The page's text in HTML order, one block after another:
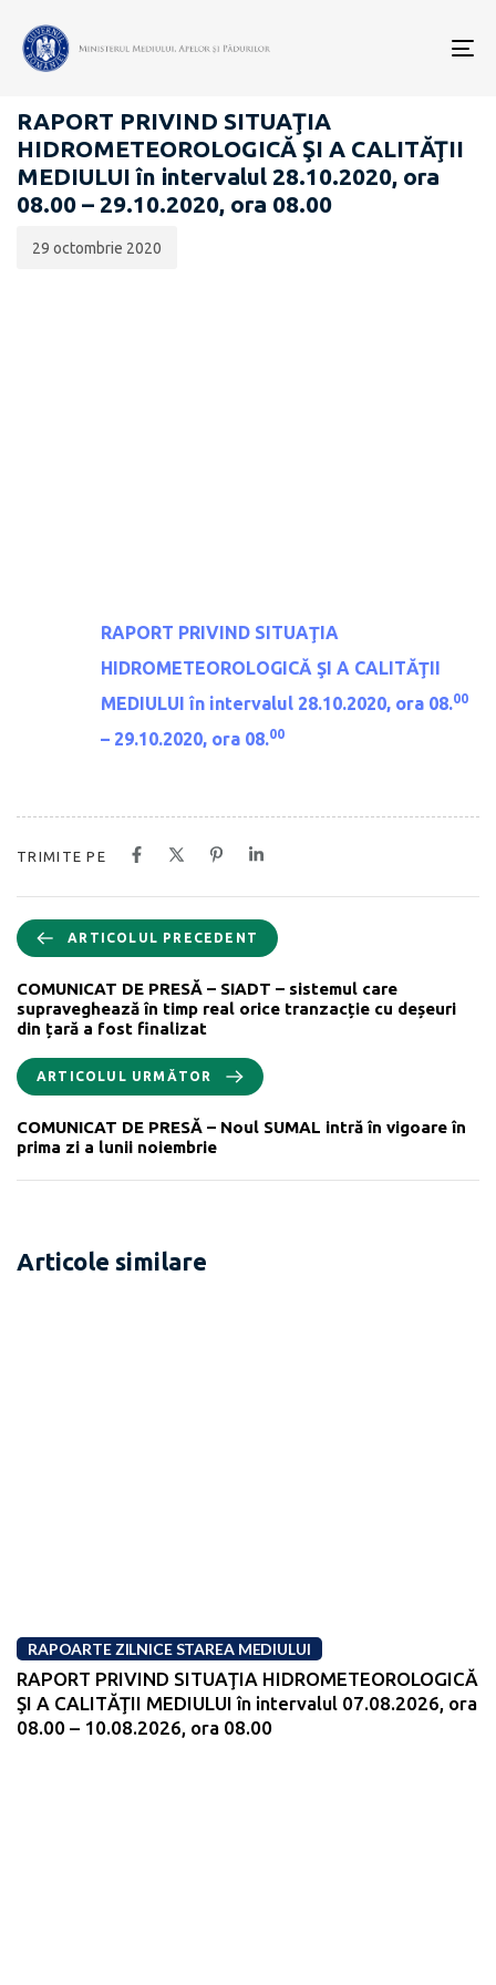
RAPOARTE ZILNICE STAREA MEDIULUI
RAPORT PRIVIND SITUAŢIA
HIDROMETEOROLOGICĂ ŞI A CALITĂŢII
MEDIULUI în intervalul 28.10.2020, ora
08.00 – 29.10.2020, ora 08.00
publicării:
29 octombrie 2020
RAPORT PRIVIND SITUAŢIA
HIDROMETEOROLOGICĂ ŞI A CALITĂŢII
MEDIULUI în intervalul 28.10.2020, ora 08.00
– 29.10.2020, ora 08.00
TRIMITE PE
ARTICOLUL PRECEDENT
COMUNICAT DE PRESĂ – SIADT – sistemul care
supraveghează în timp real orice tranzacție cu deșeuri
din țară a fost finalizat
ARTICOLUL URMĂTOR
COMUNICAT DE PRESĂ – Noul SUMAL intră în vigoare în
prima zi a lunii noiembrie
Articole similare
RAPOARTE ZILNICE STAREA MEDIULUI
RAPORT PRIVIND SITUAŢIA HIDROMETEOROLOGICĂ
ŞI A CALITĂŢII MEDIULUI în intervalul 07.08.2026, ora
08.00 – 10.08.2026, ora 08.00